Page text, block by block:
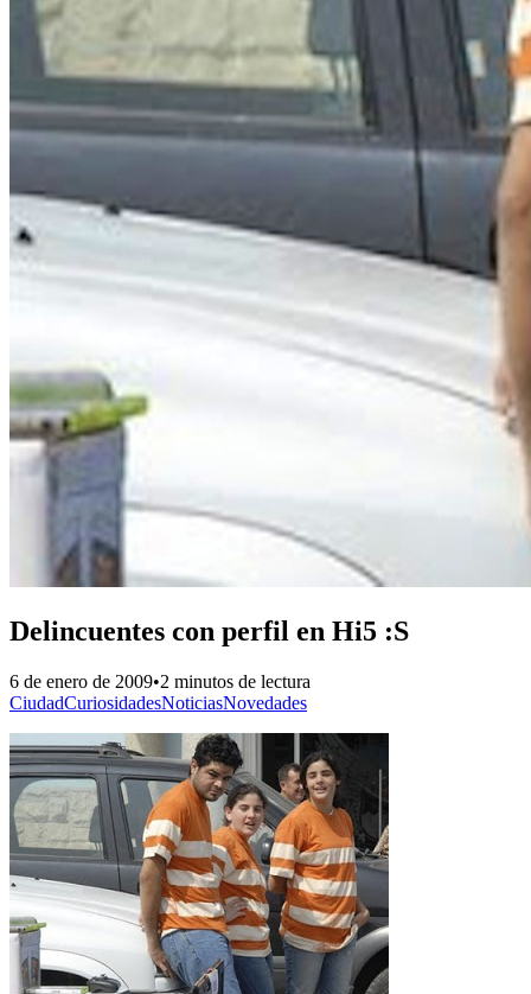
Delincuentes con perfil en Hi5 :S
6 de enero de 2009•2 minutos de lectura
CiudadCuriosidadesNoticiasNovedades